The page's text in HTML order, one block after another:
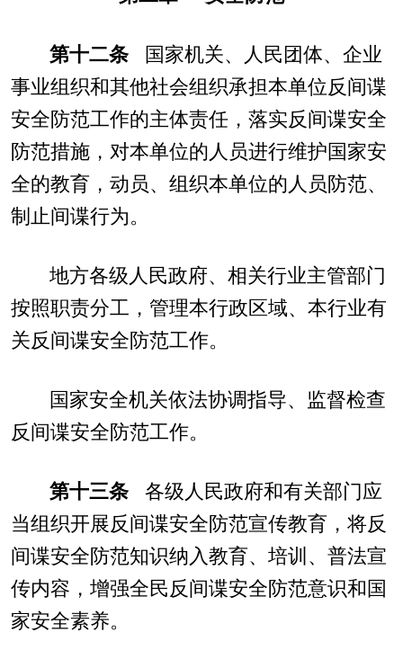
第十二条国家机关、人民团体、企业
事业组织和其他社会组织承担本单位反间谍
安全防范工作的主体责任，落实反间谍安全
防范措施，对本单位的人员进行维护国家安
全的教育，动员、组织本单位的人员防范、
制止间谍行为。
地方各级人民政府、相关行业主管部门
按照职责分工，管理本行政区域、本行业有
关反间谍安全防范工作。
国家安全机关依法协调指导、监督检查
反间谍安全防范工作。
第十三条各级人民政府和有关部门应
当组织开展反间谍安全防范宣传教育，将反
间谍安全防范知识纳入教育、培训、普法宣
传内容，增强全民反间谍安全防范意识和国
家安全素养。